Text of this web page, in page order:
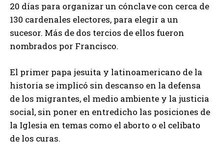
20 días para organizar un cónclave con cerca de
130 cardenales electores, para elegir a un
sucesor. Más de dos tercios de ellos fueron
nombrados por Francisco.
El primer papa jesuita y latinoamericano de la
historia se implicó sin descanso en la defensa
de los migrantes, el medio ambiente y la justicia
social, sin poner en entredicho las posiciones de
la Iglesia en temas como el aborto o el celibato
de los curas.